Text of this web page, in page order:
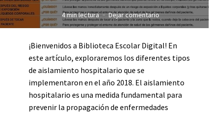
4 min lectura Dejar comentario
¡Bienvenidos a Biblioteca Escolar Digital! En
este artículo, exploraremos los diferentes tipos
de aislamiento hospitalario que se
implementaron en el año 2018. El aislamiento
hospitalario es una medida fundamental para
prevenir la propagación de enfermedades